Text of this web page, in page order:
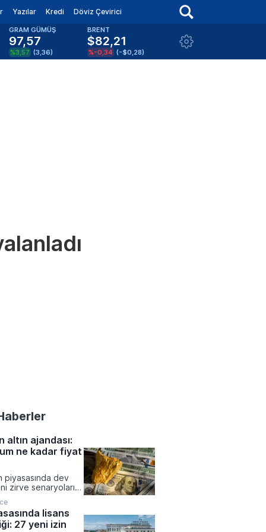
Yazılar Kredi Döviz Çevirici
GRAM GÜMÜŞ
97,57
%3,57 (3,36)
BRENT
$82,21
%-0,34 (-$0,28)
altın ajandası:
ne kadar fiyat
piyasasında dev
zirve senaryolarını
bankalarının
ve artan güvenli
lisans
27 yeni izin